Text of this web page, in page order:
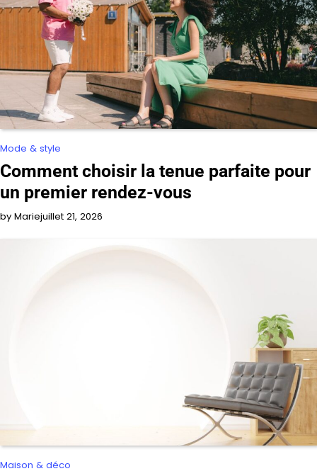
Mode & style
Comment choisir la tenue parfaite pour
un premier rendez-vous
by Mariejuillet 21, 2026
Maison & déco